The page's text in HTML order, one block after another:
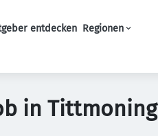
entdecken Regionen
in Tittmoning